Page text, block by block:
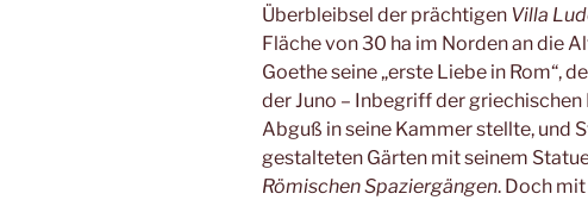
Überbleibsel der prächtigen Villa
Fläche von 30 ha im Norden an die
Goethe seine „erste Liebe in Rom“,
der Juno – Inbegriff der
Abguß in seine Kammer stellte, und
gestalteten Gärten mit seinem
Römischen Spaziergängen. Doch